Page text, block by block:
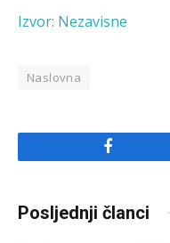
Izvor: Nezavisne
Naslovna
Facebook
Posljednji članci